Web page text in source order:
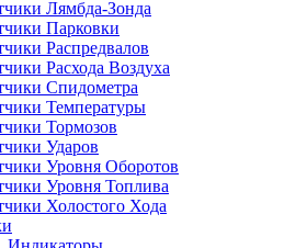
Лямбда-Зонда
Парковки
Распредвалов
Расхода Воздуха
Спидометра
Температуры
Тормозов
Ударов
Уровня Оборотов
Уровня Топлива
Холостого Хода